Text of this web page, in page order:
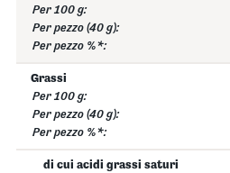
Grassi
di cui acidi grassi saturi